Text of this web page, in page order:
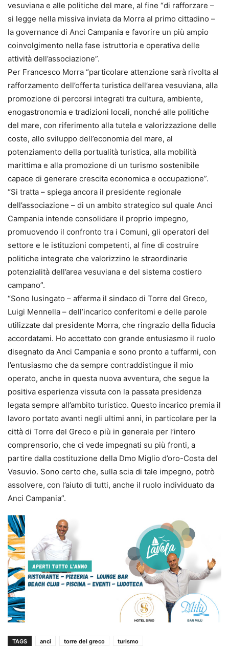
vesuviana e alle politiche del mare, al fine “di rafforzare –
si legge nella missiva inviata da Morra al primo cittadino –
la governance di Anci Campania e favorire un più ampio
coinvolgimento nella fase istruttoria e operativa delle
attività dell’associazione”.
Per Francesco Morra “particolare attenzione sarà rivolta al
rafforzamento dell’offerta turistica dell’area vesuviana, alla
promozione di percorsi integrati tra cultura, ambiente,
enogastronomia e tradizioni locali, nonché alle politiche
del mare, con riferimento alla tutela e valorizzazione delle
coste, allo sviluppo dell’economia del mare, al
potenziamento della portualità turistica, alla mobilità
marittima e alla promozione di un turismo sostenibile
capace di generare crescita economica e occupazione”.
“Si tratta – spiega ancora il presidente regionale
dell’associazione – di un ambito strategico sul quale Anci
Campania intende consolidare il proprio impegno,
promuovendo il confronto tra i Comuni, gli operatori del
settore e le istituzioni competenti, al fine di costruire
politiche integrate che valorizzino le straordinarie
potenzialità dell’area vesuviana e del sistema costiero
campano”.
“Sono lusingato – afferma il sindaco di Torre del Greco,
Luigi Mennella – dell’incarico conferitomi e delle parole
utilizzate dal presidente Morra, che ringrazio della fiducia
accordatami. Ho accettato con grande entusiasmo il ruolo
disegnato da Anci Campania e sono pronto a tuffarmi, con
l’entusiasmo che da sempre contraddistingue il mio
operato, anche in questa nuova avventura, che segue la
positiva esperienza vissuta con la passata presidenza
legata sempre all’ambito turistico. Questo incarico premia il
lavoro portato avanti negli ultimi anni, in particolare per la
città di Torre del Greco e più in generale per l’intero
comprensorio, che ci vede impegnati su più fronti, a
partire dalla costituzione della Dmo Miglio d’oro-Costa del
Vesuvio. Sono certo che, sulla scia di tale impegno, potrò
assolvere, con l’aiuto di tutti, anche il ruolo individuato da
Anci Campania”.
TAGS anci torre del greco turismo